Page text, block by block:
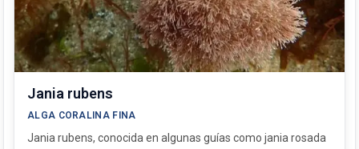
Jania rubens
ALGA CORALINA FINA
Jania rubens, conocida en algunas guías como jania rosada